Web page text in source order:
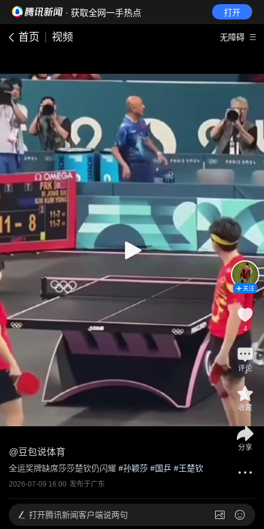
· 获取全网一手热点 打开
首页 视频 无障碍
@豆包说体育
全运奖牌缺席莎莎楚钦仍闪耀 #孙颖莎 #国乒 #王楚钦
2026-07-09 16:00 发布于广东
关注
4
评论
收藏
分享
打开腾讯新闻客户端说两句